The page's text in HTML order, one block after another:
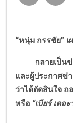
“หนุ่ม กรรชัย” เ
กลายเป็นข่า
และผู้ประกาศข่
ว่าได้ตัดสินใจ ถ
หรือ “เบียร์ เดอ